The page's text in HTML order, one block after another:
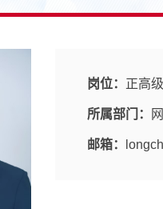
岗位： 正高
所属部门：
邮箱：